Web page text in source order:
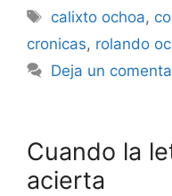
calixto ochoa,
cronicas, rolando
Deja un
Cuando la
acierta